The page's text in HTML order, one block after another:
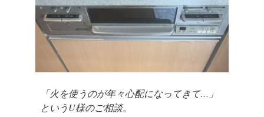
「火を使うのが年々心配になってきて…」
というU様のご相談。